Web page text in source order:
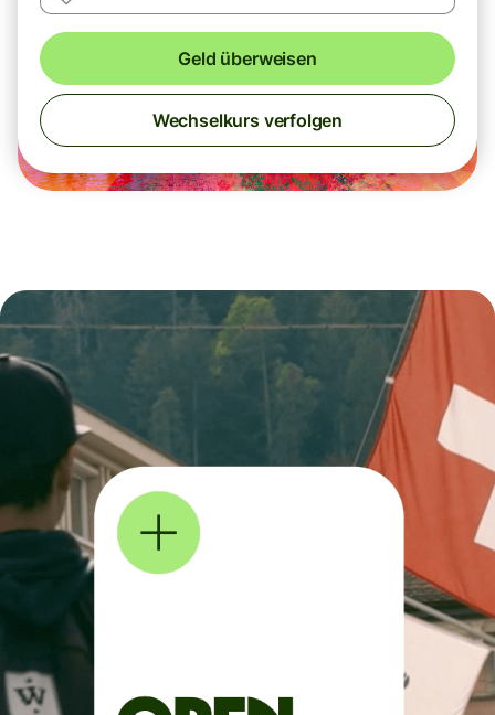
Geld überweisen
Wechselkurs verfolgen